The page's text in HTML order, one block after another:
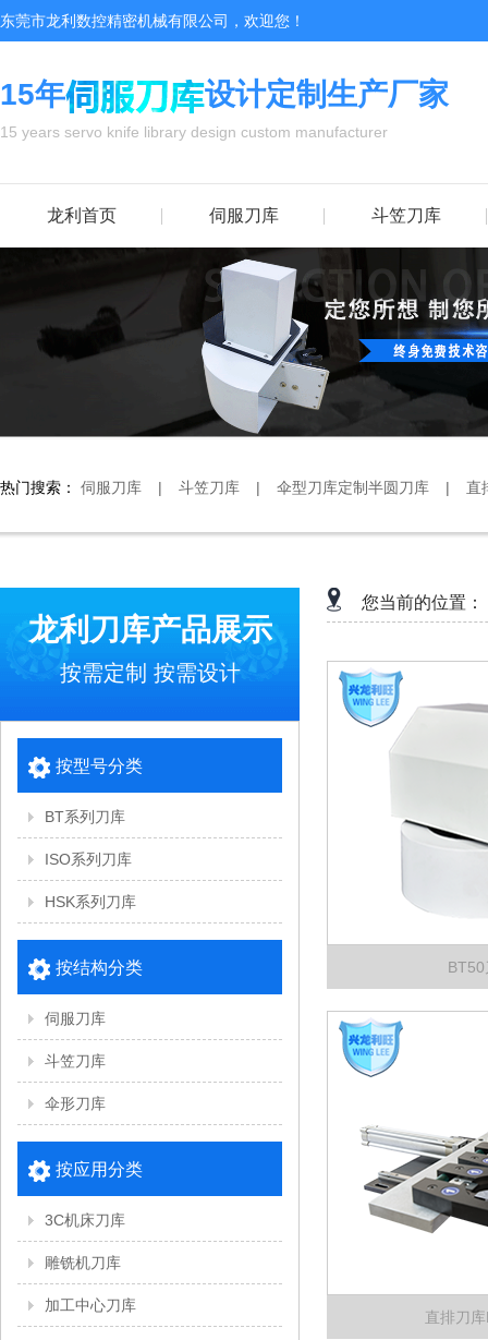
东莞市龙利数控精密机械有限公司，欢迎您！
15年 设计定制生产厂家
15 years servo knife library design custom manufacturer
龙利首页 伺服刀库 斗笠刀库
热门搜索： 伺服刀库 | 斗笠刀库 | 伞型刀库定制半圆刀库 | 直
龙利刀库产品展示
按需定制 按需设计
按型号分类
BT系列刀库
ISO系列刀库
HSK系列刀库
按结构分类
伺服刀库
斗笠刀库
伞形刀库
按应用分类
3C机床刀库
雕铣机刀库
加工中心刀库
您当前的位置：
BT50
直排刀